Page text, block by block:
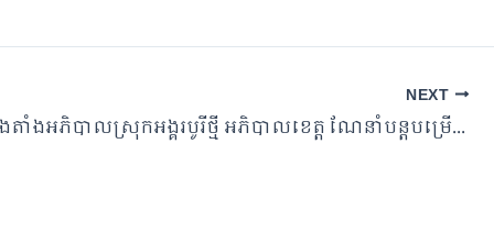
NEXT
ប្រកាសតែងតាំងអភិបាលស្រុកអង្គរបូរីថ្មី អភិបាលខេត្ត ណែនាំបន្តបម្រើប្រជាពលរដ្ឋឲ្យកាន់តែល្អប្រសើរ